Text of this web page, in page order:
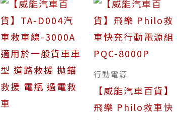
行動電源
【威能汽車百貨】
飛樂 Philo救車快